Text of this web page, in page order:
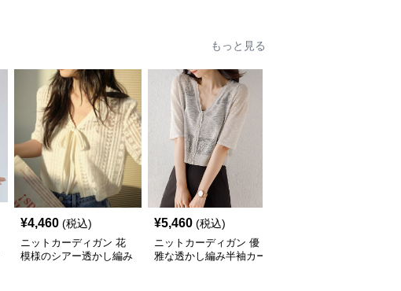
もっと見る
¥4,460 (税込)
ニットカーディガン 花
模様のシアー透かし編み
¥5,460 (税込)
ニットカーディガン 優
雅な透かし編み半袖カー